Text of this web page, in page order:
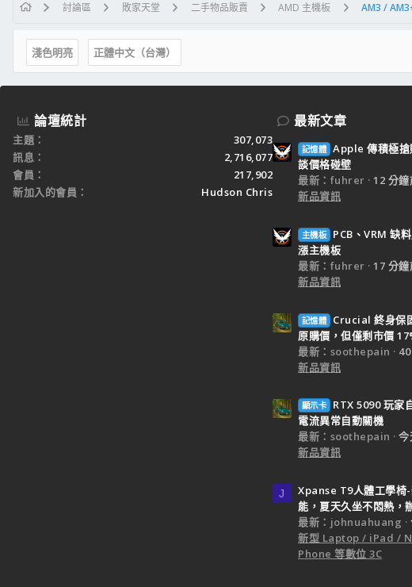
討論區 敗家天堂 二手物品販賣 AMD 主機板 AM3 /
淺色明亮 正體中文（台灣）
論壇統計
主題
307,073
訊息
2,716,077
會員
217,902
新加入的會員
Hudson Chris
最新文章
記憶體 Apple 傳積極搶
談價格碰壁
最新：fuhrer
12 分鐘
新品資訊
主機板
PCB、VRM 缺
漲主機板
最新：fuhrer
17 分鐘
新品資訊
記憶體
Crucial 終身保
原購價，但僅剩市價
最新：soothepain
新品資訊
顯示卡
RTX 5090 玩家
電流異常自動關機
最新：soothepain
今
新品資訊
J
Xpanse T9人體工學椅
能，夏天久坐不悶熱，
最新：johnuahuang
新型 Laptop / iPad /
Phone 等數位 3C